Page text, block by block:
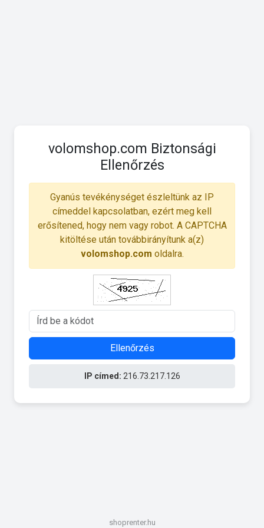
volomshop.com Biztonsági
Ellenőrzés
Gyanús tevékénységet észleltünk az IP
címeddel kapcsolatban, ezért meg kell
erősítened, hogy nem vagy robot. A CAPTCHA
kitöltése után továbbirányítunk a(z)
volomshop.com oldalra.
Ellenőrzés
IP címed: 216.73.217.126
shoprenter.hu